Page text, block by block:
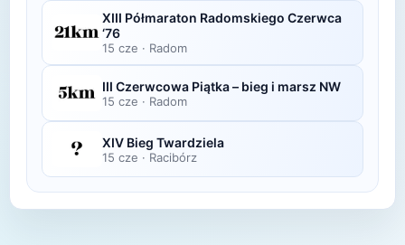
XIII Półmaraton Radomskiego Czerwca
‘76
15 cze · Radom
III Czerwcowa Piątka – bieg i marsz NW
15 cze · Radom
XIV Bieg Twardziela
15 cze · Racibórz